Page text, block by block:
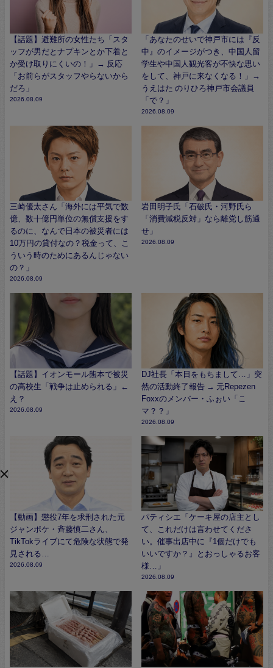
【話題】避難所の女性たち「スタ
ッフが男だとナプキンとか下着と
か受け取りにくいの！」→ 反応
「お前らがスタッフやらないから
だろ」
2026.08.09
「あなたのせいで神戸市には『反
中』のイメージがつき、中国人留
学生や中国人観光客が不快な思い
をして、神戸に来なくなる！」→
うえはた のりひろ神戸市会議員
「で？」
2026.08.09
三崎優太さん「海外には平気で数
億、数十億円単位の無償支援をす
るのに、なんで日本の被災者には
10万円の貸付なの？税金って、こ
ういう時のためにあるんじゃない
の？」
2026.08.09
岩田明子氏「石破氏・河野氏ら
「消費減税反対」なら離党し筋通
せ」
2026.08.09
【話題】イオンモール熊本で被災
の高校生「戦争は止められる」←
え？
2026.08.09
DJ社長「本日をもちまして…」突
然の活動終了報告 → 元Repezen
Foxxのメンバー・ふぉい「こ
マ？？」
2026.08.09
【動画】懲役7年を求刑された元
ジャンポケ・斉藤慎二さん、
TikTokライブにて危険な状態で発
見される…
2026.08.09
パティシエ「ケーキ屋の店主とし
て、これだけは言わせてくださ
い。催事出店中に『1個だけでも
いいですか？』とおっしゃるお客
様…」
2026.08.09